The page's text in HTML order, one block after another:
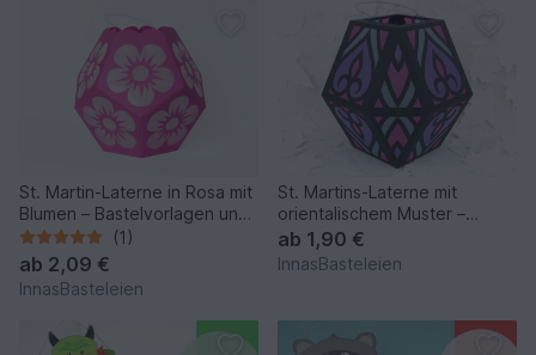
St. Martin-Laterne in Rosa mit
Blumen – Bastelvorlagen und
Anleitung
(1)
ab 2,09 €
InnasBasteleien
St. Martins-Laterne mit
orientalischem Muster –
Bastelanleitung und Vorlage
ab 1,90 €
InnasBasteleien